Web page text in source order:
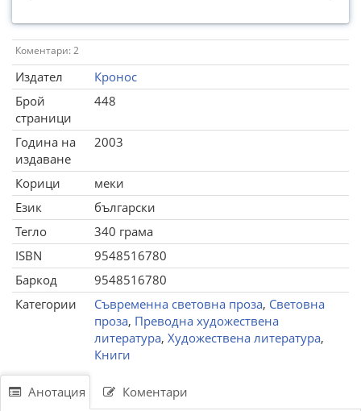
Коментари: 2
Издател
Кронос
Брой
страници
448
Година на
издаване
2003
Корици
меки
Език
български
Тегло
340 грама
ISBN
9548516780
Баркод
9548516780
Категории
Съвременна световна проза, Световна
проза, Преводна художествена
литература, Художествена литература,
Книги
Анотация Коментари